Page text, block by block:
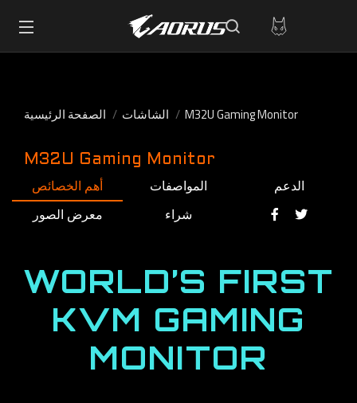
الصفحة الرئيسية الشاشات M32U Gaming Monitor
M32U Gaming Monitor
أهم الخصائص المواصفات
الدعم
معرض الصور
شراء
WORLD’S FIRST
KVM GAMING
MONITOR